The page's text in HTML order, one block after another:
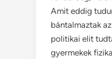
Amit eddig
bántalmaztak
politikai elit
gyermekek